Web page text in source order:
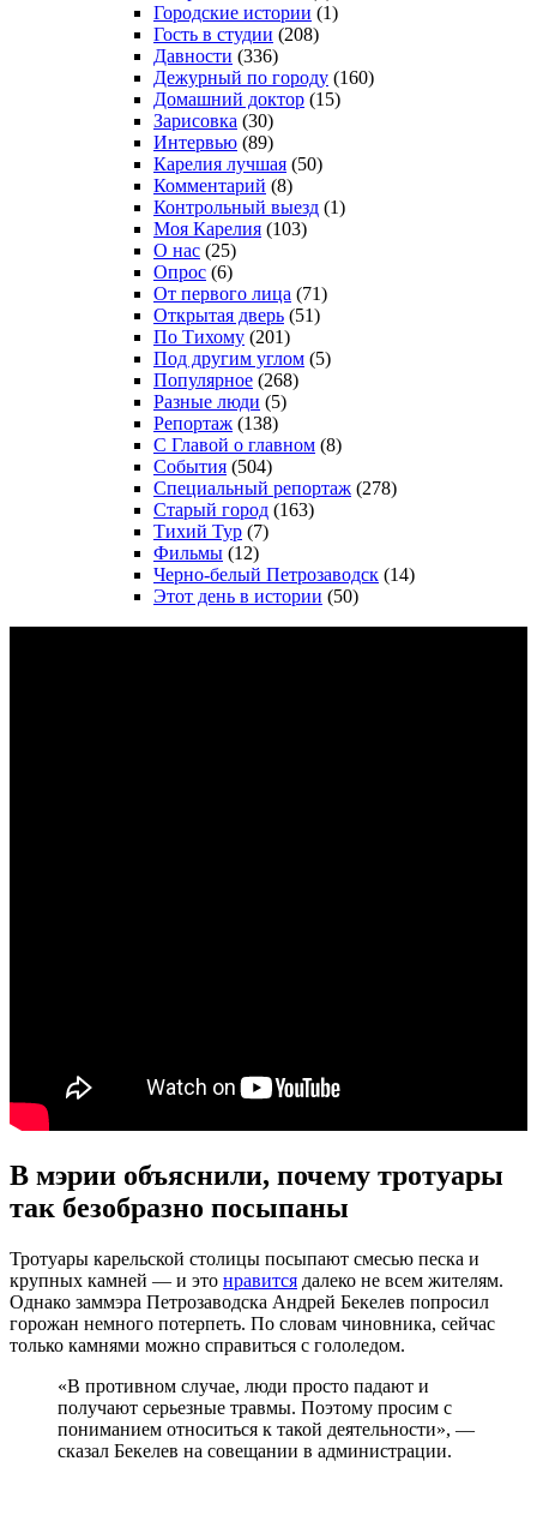
Городские истории (1)
Гость в студии (208)
Давности (336)
Дежурный по городу (160)
Домашний доктор (15)
Зарисовка (30)
Интервью (89)
Карелия лучшая (50)
Комментарий (8)
Контрольный выезд (1)
Моя Карелия (103)
О нас (25)
Опрос (6)
От первого лица (71)
Открытая дверь (51)
По Тихому (201)
Под другим углом (5)
Популярное (268)
Разные люди (5)
Репортаж (138)
С Главой о главном (8)
События (504)
Специальный репортаж (278)
Старый город (163)
Тихий Тур (7)
Фильмы (12)
Черно-белый Петрозаводск (14)
Этот день в истории (50)
В мэрии объяснили, почему тротуары
так безобразно посыпаны
Тротуары карельской столицы посыпают смесью песка и
крупных камней — и это нравится далеко не всем жителям.
Однако заммэра Петрозаводска Андрей Бекелев попросил
горожан немного потерпеть. По словам чиновника, сейчас
только камнями можно справиться с гололедом.
«В противном случае, люди просто падают и
получают серьезные травмы. Поэтому просим с
пониманием относиться к такой деятельности», —
сказал Бекелев на совещании в администрации.